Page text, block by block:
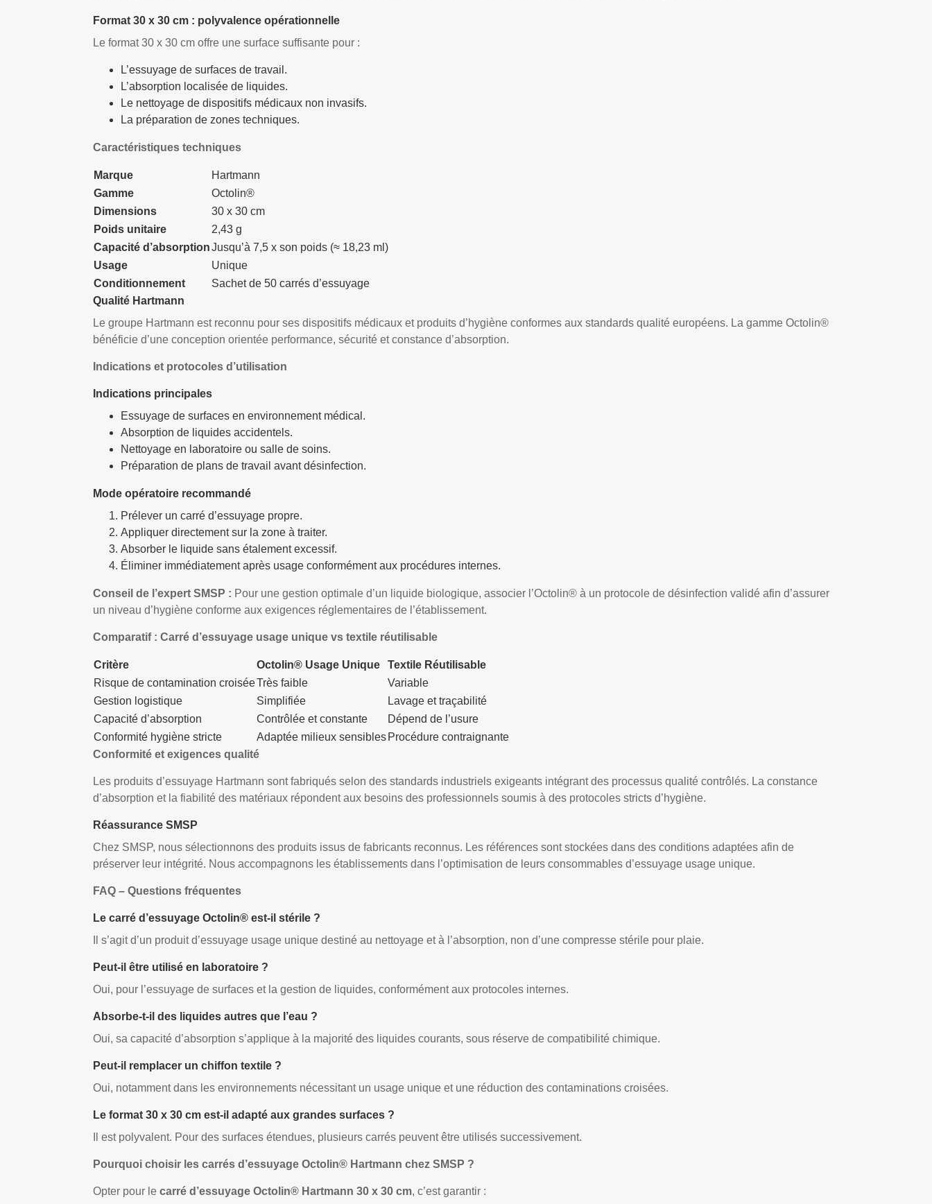
Format 30 x 30 cm : polyvalence opérationnelle
Le format 30 x 30 cm offre une surface suffisante pour :
L’essuyage de surfaces de travail.
L’absorption localisée de liquides.
Le nettoyage de dispositifs médicaux non invasifs.
La préparation de zones techniques.
Caractéristiques techniques
Marque
Hartmann
Gamme
Octolin®
Dimensions
30 x 30 cm
Poids unitaire
2,43 g
Capacité d’absorption Jusqu’à 7,5 x son poids (≈ 18,23 ml)
Usage
Unique
Conditionnement
Sachet de 50 carrés d’essuyage
Qualité Hartmann
Le groupe Hartmann est reconnu pour ses dispositifs médicaux et produits d’hygiène conformes aux standards qualité européens. La gamme Octolin®
bénéficie d’une conception orientée performance, sécurité et constance d’absorption.
Indications et protocoles d’utilisation
Indications principales
Essuyage de surfaces en environnement médical.
Absorption de liquides accidentels.
Nettoyage en laboratoire ou salle de soins.
Préparation de plans de travail avant désinfection.
Mode opératoire recommandé
Prélever un carré d’essuyage propre.
Appliquer directement sur la zone à traiter.
Absorber le liquide sans étalement excessif.
Éliminer immédiatement après usage conformément aux procédures internes.
Conseil de l’expert SMSP : Pour une gestion optimale d’un liquide biologique, associer l’Octolin® à un protocole de désinfection validé afin d’assurer
un niveau d’hygiène conforme aux exigences réglementaires de l’établissement.
Comparatif : Carré d’essuyage usage unique vs textile réutilisable
Critère Octolin® Usage Unique
Textile Réutilisable
Risque de contamination croiséeTrès faible
Variable
Gestion logistique
Simplifiée
Lavage et traçabilité
Capacité d’absorption
Contrôlée et constante
Dépend de l’usure
Conformité hygiène stricte
Adaptée milieux sensibles Procédure contraignante
Conformité et exigences qualité
Les produits d’essuyage Hartmann sont fabriqués selon des standards industriels exigeants intégrant des processus qualité contrôlés. La constance
d’absorption et la fiabilité des matériaux répondent aux besoins des professionnels soumis à des protocoles stricts d’hygiène.
Réassurance SMSP
Chez SMSP, nous sélectionnons des produits issus de fabricants reconnus. Les références sont stockées dans des conditions adaptées afin de
préserver leur intégrité. Nous accompagnons les établissements dans l’optimisation de leurs consommables d’essuyage usage unique.
FAQ – Questions fréquentes
Le carré d’essuyage Octolin® est-il stérile ?
Il s’agit d’un produit d’essuyage usage unique destiné au nettoyage et à l’absorption, non d’une compresse stérile pour plaie.
Peut-il être utilisé en laboratoire ?
Oui, pour l’essuyage de surfaces et la gestion de liquides, conformément aux protocoles internes.
Absorbe-t-il des liquides autres que l’eau ?
Oui, sa capacité d’absorption s’applique à la majorité des liquides courants, sous réserve de compatibilité chimique.
Peut-il remplacer un chiffon textile ?
Oui, notamment dans les environnements nécessitant un usage unique et une réduction des contaminations croisées.
Le format 30 x 30 cm est-il adapté aux grandes surfaces ?
Il est polyvalent. Pour des surfaces étendues, plusieurs carrés peuvent être utilisés successivement.
Pourquoi choisir les carrés d’essuyage Octolin® Hartmann chez SMSP ?
Opter pour lecarré d’essuyage Octolin® Hartmann 30 x 30 cm, c’est garantir :